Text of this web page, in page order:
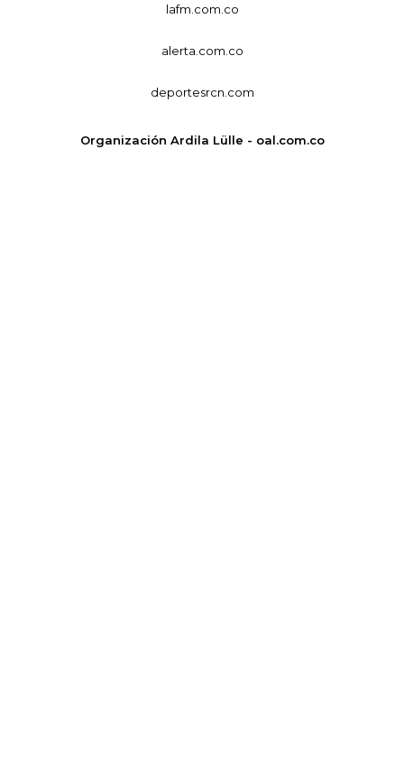
lafm.com.co
alerta.com.co
deportesrcn.com
Organización Ardila Lülle - oal.com.co